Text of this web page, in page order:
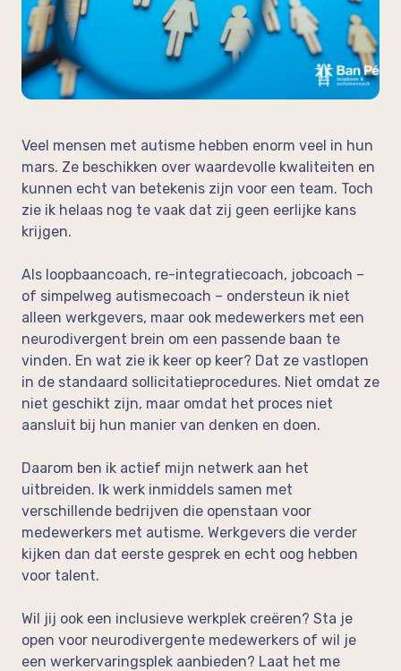
Feedback
In de media
Veel mensen met autisme hebben enorm veel in hun
mars. Ze beschikken over waardevolle kwaliteiten en
kunnen echt van betekenis zijn voor een team. Toch
zie ik helaas nog te vaak dat zij geen eerlijke kans
krijgen.
Als loopbaancoach, re-integratiecoach, jobcoach –
of simpelweg autismecoach – ondersteun ik niet
alleen werkgevers, maar ook medewerkers met een
neurodivergent brein om een passende baan te
vinden. En wat zie ik keer op keer? Dat ze vastlopen
in de standaard sollicitatieprocedures. Niet omdat ze
niet geschikt zijn, maar omdat het proces niet
aansluit bij hun manier van denken en doen.
Daarom ben ik actief mijn netwerk aan het
uitbreiden. Ik werk inmiddels samen met
verschillende bedrijven die openstaan voor
medewerkers met autisme. Werkgevers die verder
kijken dan dat eerste gesprek en echt oog hebben
voor talent.
Wil jij ook een inclusieve werkplek creëren? Sta je
open voor neurodivergente medewerkers of wil je
een werkervaringsplek aanbieden? Laat het me